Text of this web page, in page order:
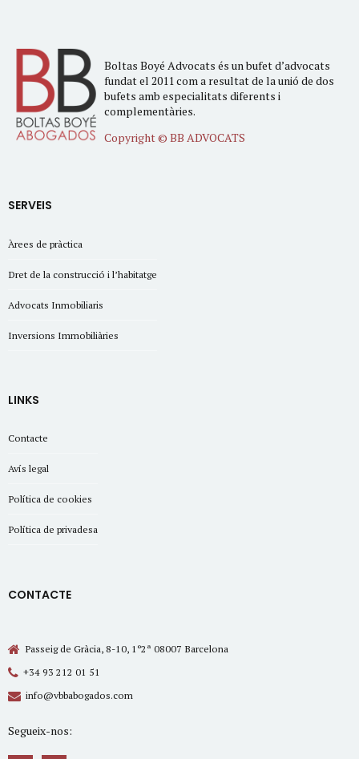
Boltas Boyé Advocats és un bufet d’advocats
fundat el 2011 com a resultat de la unió de dos
bufets amb especialitats diferents i
complementàries.
Copyright © BB ADVOCATS
SERVEIS
Àrees de pràctica
Dret de la construcció i l’habitatge
Advocats Inmobiliaris
Inversions Immobiliàries
LINKS
Contacte
Avís legal
Política de cookies
Política de privadesa
CONTACTE
Passeig de Gràcia, 8-10, 1º2ª 08007 Barcelona
+34 93 212 01 51
info@vbbabogados.com
Segueix-nos: